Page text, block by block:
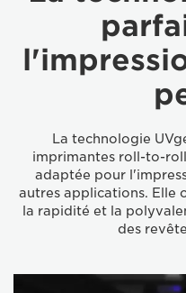
La technologie
imprimantes roll-to-
adaptée pour
autres applications. Elle
la rapidité et la
des